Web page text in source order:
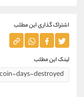
اشتراک گذاری این مطلب
لینک این مطلب